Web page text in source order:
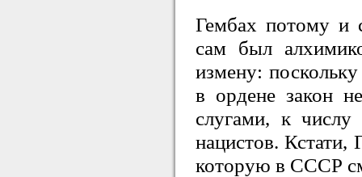
Гембах потому и
сам был
измену:
в ордене закон
слугами, к
нацистов. Кстати,
которую в СССР